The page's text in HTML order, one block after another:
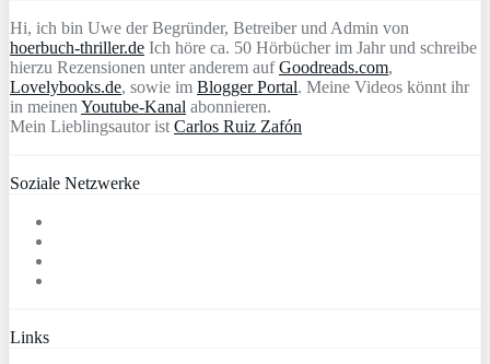
Hi, ich bin Uwe der Begründer, Betreiber und Admin von
hoerbuch-thriller.de Ich höre ca. 50 Hörbücher im Jahr und schreibe
hierzu Rezensionen unter anderem aufGoodreads.com,
Lovelybooks.de, sowie im Blogger Portal. Meine Videos könnt ihr
in meinen Youtube-Kanal abonnieren.
Mein Lieblingsautor ist Carlos Ruiz Zafón
Soziale Netzwerke
Links